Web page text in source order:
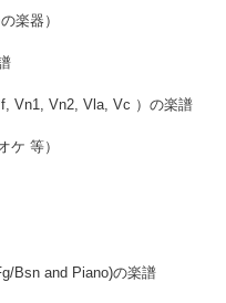
楽器）
Vn1, Vn2, Vla, Vc ）の楽譜
ケ 等）
Bsn and Piano)の楽譜